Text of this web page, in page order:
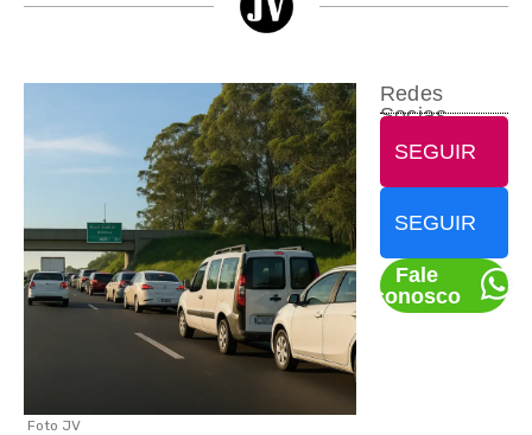
Foto JV
Redes
Socias
SEGUIR
SEGUIR
Fale
conosco